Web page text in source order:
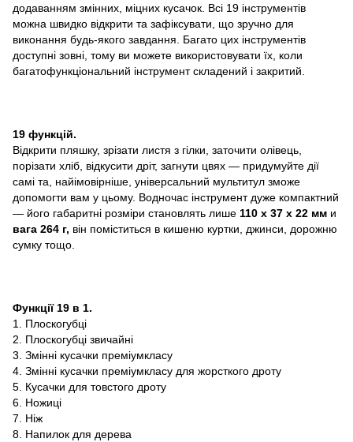
додаванням змінних, міцних кусачок. Всі 19 інструментів
можна швидко відкрити та зафіксувати, що зручно для
виконання будь-якого завдання. Багато цих інструментів
доступні зовні, тому ви можете використовувати їх, коли
багатофункціональний інструмент складений і закритий.
19 функцій.
Відкрити пляшку, зрізати листя з гілки, заточити олівець,
порізати хліб, відкусити дріт, загнути цвях — придумуйте дії
самі та, найімовірніше, універсальний мультитул зможе
допомогти вам у цьому. Водночас інструмент дуже компактний
— його габаритні розміри становлять лише 110 х 37 х 22 мм и
вага 264 г, він поміститься в кишеню куртки, джинси, дорожню
сумку тощо.
Функції 19 в 1.
1. Плоскогубці
2. Плоскогубці звичайні
3. Змінні кусачки преміумкласу
4. Змінні кусачки преміумкласу для жорсткого дроту
5. Кусачки для товстого дроту
6. Ножиці
7. Ніж
8. Напилок для дерева